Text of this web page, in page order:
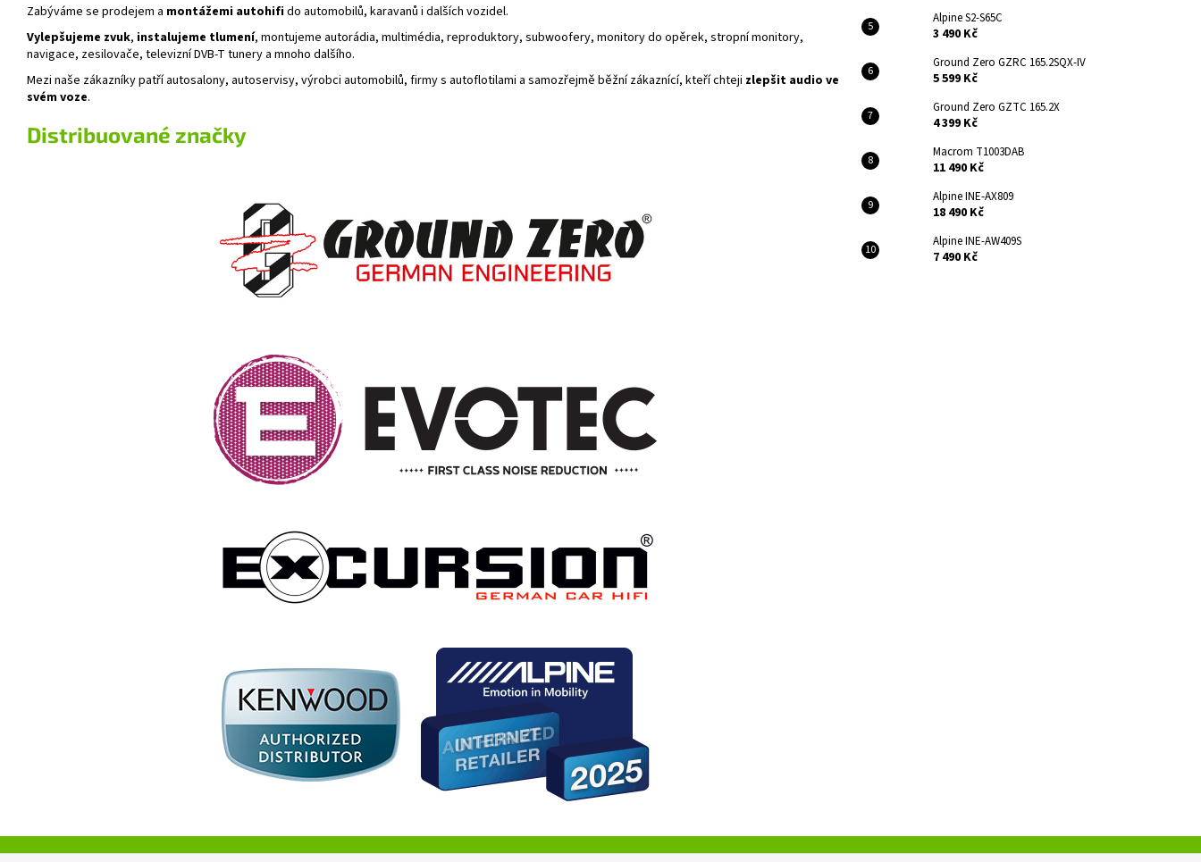
Zabýváme se prodejem a montážemi autohifido automobilů, karavanů i dalších vozidel.
Vylepšujeme zvuk, instalujeme tlumení, montujeme autorádia, multimédia, reproduktory, subwoofery, monitory do opěrek, stropní monitory,
navigace, zesilovače, televizní DVB-T tunery a mnoho dalšího.
Mezi naše zákazníky patří autosalony, autoservisy, výrobci automobilů, firmy s autoflotilami a samozřejmě běžní zákaznící, kteří chteji zlepšit audio ve
svém voze.
Distribuované značky
Alpine S2-S65C
3 490 Kč
Ground Zero GZRC 165.2SQX-IV
5 599 Kč
Ground Zero GZTC 165.2X
4 399 Kč
Macrom T1003DAB
11 490 Kč
Alpine INE-AX809
18 490 Kč
Alpine INE-AW409S
7 490 Kč